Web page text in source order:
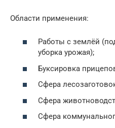
Области применения:
Работы с землёй
уборка урожая);
Буксировка
Сфера
Сфера
Сфера